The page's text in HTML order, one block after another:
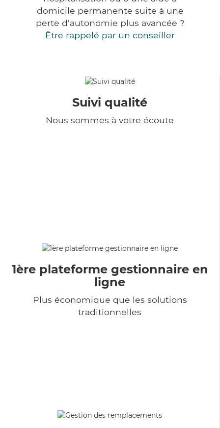
domicile permanente suite à une
perte d'autonomie plus avancée ?
Être rappelé par un conseiller
Suivi qualité
Nous sommes à votre écoute
1ère plateforme gestionnaire en
ligne
Plus économique que les solutions
traditionnelles